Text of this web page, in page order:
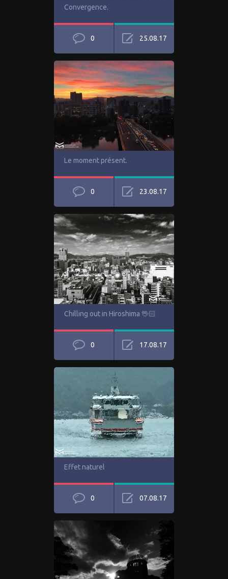
Convergence.
0 25.08.17
Le moment présent.
0 23.08.17
Chilling out in Hiroshima 🖖🏻
0 17.08.17
Effet naturel
0 07.08.17